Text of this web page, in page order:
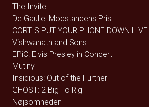
The Invite
De Gaulle: Modstandens Pris
CORTIS PUT YOUR PHONE DOWN
Vishwanath and Sons
EPiC: Elvis Presley in Concert
Mutiny
Insidious: Out of the Further
GHOST: 2 Big To Rig
Nøjsomheden